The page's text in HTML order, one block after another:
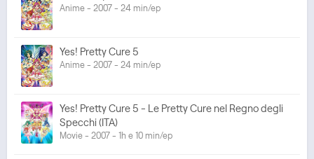
Anime - 2007 - 24 min/ep
Yes! Pretty Cure 5
Anime - 2007 - 24 min/ep
Yes! Pretty Cure 5 - Le Pretty Cure nel Regno degli
Specchi (ITA)
Movie - 2007 - 1h e 10 min/ep